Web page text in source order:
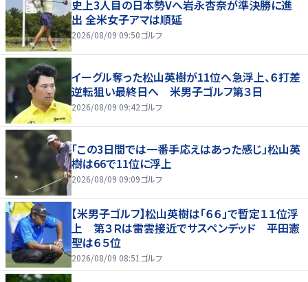
史上3人目の日本勢Vへ岩永杏奈が準決勝に進
出 全米女子アマは順延
2026/08/09 09:50ゴルフ
イーグル奪った松山英樹が11位へ急浮上、６打差
逆転狙い最終日へ 米男子ゴルフ第３日
2026/08/09 09:42ゴルフ
「この3日間では一番手応えはあった感じ」松山英
樹は66で11位に浮上
2026/08/09 09:09ゴルフ
【米男子ゴルフ】松山英樹は「６６」で暫定１１位浮
上 第３Ｒは雷雲接近でサスペンデッド 平田憲
聖は６５位
2026/08/09 08:51 ゴルフ